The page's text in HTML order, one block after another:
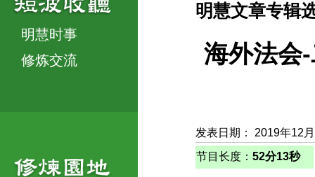
明慧时事
修炼交流
明慧文章专辑
海外法会
发表日期： 2019年12
节目长度： 52分13秒